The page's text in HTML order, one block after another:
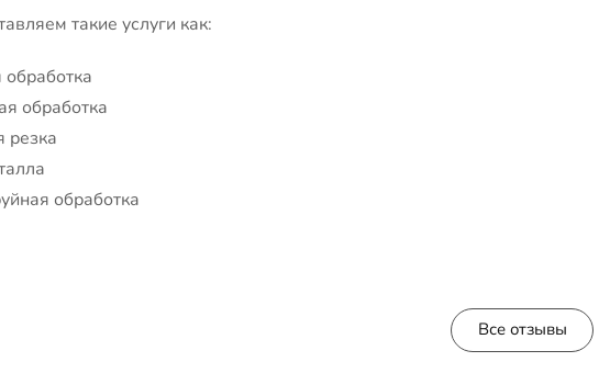
такие услуги как:
обработка
резка
обработка
Все отзывы